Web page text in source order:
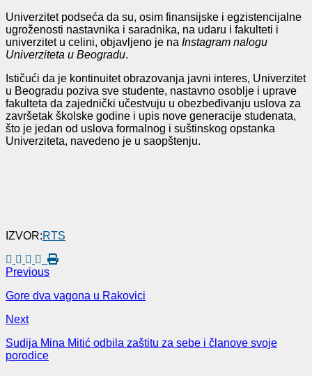
Univerzitet podseća da su, osim finansijske i egzistencijalne
ugroženosti nastavnika i saradnika, na udaru i fakulteti i
univerzitet u celini, objavljeno je na Instagram nalogu
Univerziteta u Beogradu.
Ističući da je kontinuitet obrazovanja javni interes, Univerzitet
u Beogradu poziva sve studente, nastavno osoblje i uprave
fakulteta da zajednički učestvuju u obezbeđivanju uslova za
završetak školske godine i upis nove generacije studenata,
što je jedan od uslova formalnog i suštinskog opstanka
Univerziteta, navedeno je u saopštenju.
IZVOR:RTS
Previous
Gore dva vagona u Rakovici
Next
Sudija Mina Mitić odbila zaštitu za sebe i članove svoje
porodice